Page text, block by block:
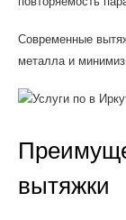
Современные
металла и
вытяжки